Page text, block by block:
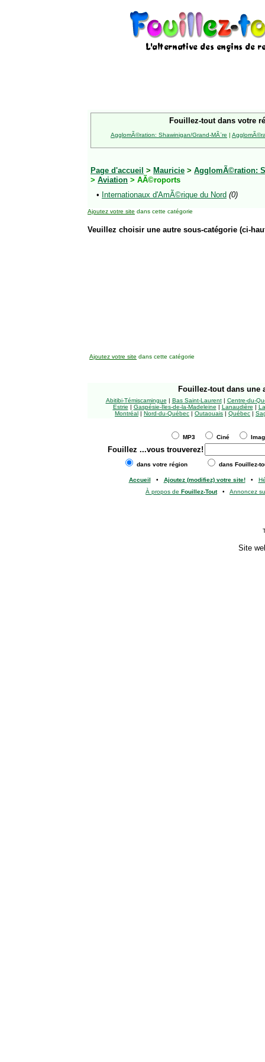
Fouillez-tout dans votre
AgglomÃ©ration: Shawinigan/Grand-MÃ¨re |
Page d'accueil > Mauricie > AgglomÃ©ration:
> Aviation > AÃ©roports
• Internationaux d'AmÃ©rique du Nord (0)
Ajoutez votre site dans cette catégorie
Veuillez choisir une autre sous-catégorie (ci-
Ajoutez votre site dans cette catégorie
Fouillez-tout dans une
Abitibi-Témiscamingue | Bas Saint-Laurent| Centre-du-
Estrie | Gaspésie-Îles-de-la-Madeleine | Lanaudière |
Montréal | Nord-du-Québec | Outaouais | Québec |
MP3 Ciné
Fouillez ...vous trouverez!
dans votre région dans Fouillez-
Accueil • Ajoutez (modifiez) votre site!•
À propos de Fouillez-Tout• Annoncez
Site